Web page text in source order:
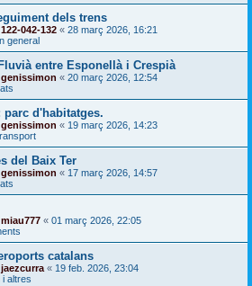
dels trens
122-042-132 « 28 març 2026, 16:21
general
entre Esponellà i Crespià
genissimon « 20 març 2026, 12:54
parc d'habitatges.
genissimon « 19 març 2026, 14:23
del Baix Ter
genissimon « 17 març 2026, 14:57
miau777 « 01 març 2026, 22:05
catalans
jaezcurra « 19 feb. 2026, 23:04
i altres